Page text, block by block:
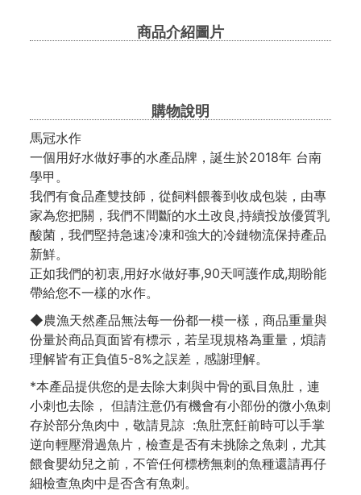
商品介紹圖片
購物說明
馬冠水作
一個用好水做好事的水產品牌，誕生於2018年 台南
學甲。
我們有食品產雙技師，從飼料餵養到收成包裝，由專
家為您把關，我們不間斷的水土改良,持續投放優質乳
酸菌，我們堅持急速冷凍和強大的冷鏈物流保持產品
新鮮。
正如我們的初衷,用好水做好事,90天呵護作成,期盼能
帶給您不一樣的水作。
◆農漁天然產品無法每一份都一模一樣，商品重量與
份量於商品頁面皆有標示，若呈現規格為重量，煩請
理解皆有正負值5-8%之誤差，感謝理解。
*本產品提供您的是去除大刺與中骨的虱目魚肚，連
小刺也去除， 但請注意仍有機會有小部份的微小魚刺
存於部分魚肉中，敬請見諒 :魚肚烹飪前時可以手掌
逆向輕壓滑過魚片，檢查是否有未挑除之魚刺，尤其
餵食嬰幼兒之前，不管任何標榜無刺的魚種還請再仔
細檢查魚肉中是否含有魚刺。